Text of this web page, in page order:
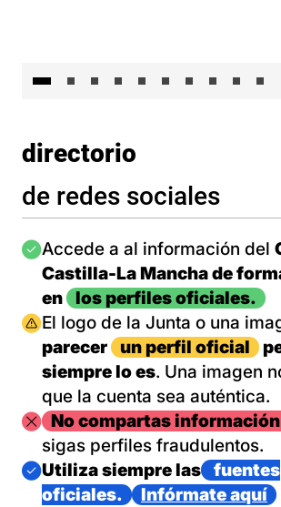
directorio
de redes sociales
Imagen
Accede a al información del
Castilla-La Mancha de
en
los perfiles oficiales.
Imagen
El logo de la Junta o una
parecer
un perfil oficial
siempre lo es. Una imagen
que la cuenta sea auténtica.
ImagenNo compartas
sigas perfiles fraudulentos.
Imagen
Utiliza siempre las
fuentes
oficiales.
Infórmate aquí